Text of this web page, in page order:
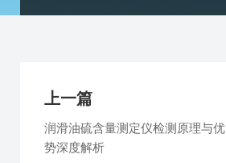
上一篇
润滑油硫含量测定仪检测原理与优
势深度解析